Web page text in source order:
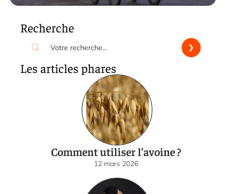
Recherche
Les articles phares
Comment utiliser l’avoine ?
12 mars 2026